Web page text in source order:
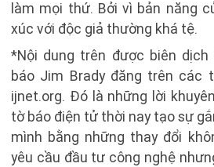
làm mọi thứ. Bởi vì bản năng
xúc với độc giả thường khá tệ.
*Nội dung trên được biên
báo Jim Brady đăng trên các
ijnet.org. Đó là những lời
tờ báo điện tử thời nay tạo sự
mình bằng những thay đổi
yêu cầu đầu tư công nghệ